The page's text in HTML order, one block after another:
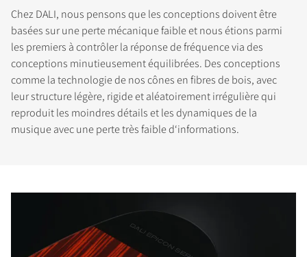
Chez DALI, nous pensons que les conceptions doivent être
basées sur une perte mécanique faible et nous étions parmi
les premiers à contrôler la réponse de fréquence via des
conceptions minutieusement équilibrées. Des conceptions
comme la technologie de nos cônes en fibres de bois, avec
leur structure légère, rigide et aléatoirement irrégulière qui
reproduit les moindres détails et les dynamiques de la
musique avec une perte très faible d‘informations.